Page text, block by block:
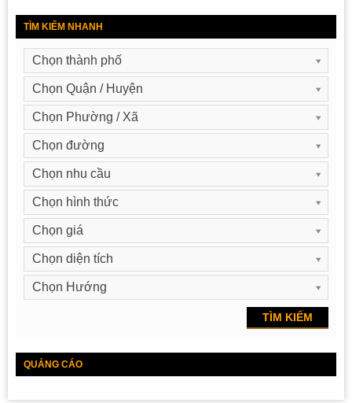
TÌM KIẾM NHANH
Chọn thành phố
Chọn Quận / Huyện
Chọn Phường / Xã
Chọn đường
Chọn nhu cầu
Chọn hình thức
Chọn giá
Chọn diện tích
Chọn Hướng
QUẢNG CÁO